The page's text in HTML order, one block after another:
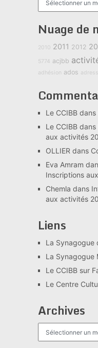
Nuage de
2010 2011 2012
5774 acjbb
adhésion ados
Le CCIBBdans
Le CCIBBdans
aux activités
OLLIER dans
Eva Amram
Inscriptions
Chemla dans
aux activités
Liens
La Synagogue
La Synagogue
Le CCIBB sur
Le Centre
Archives